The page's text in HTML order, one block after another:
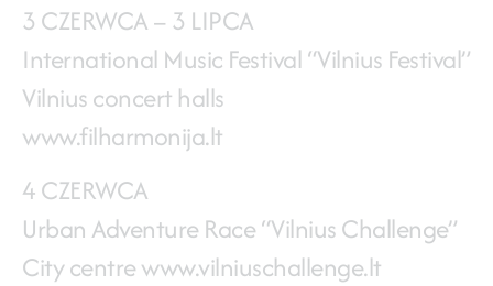
3 CZERWCA – 3 LIPCA
International Music Festival “Vilnius Festival”
Vilnius concert halls
www.filharmonija.lt
4 CZERWCA
Urban Adventure Race “Vilnius Challenge”
City centre www.vilniuschallenge.lt